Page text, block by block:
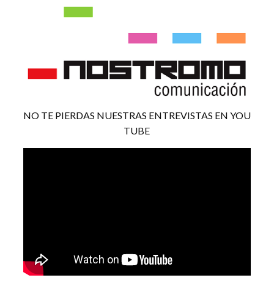
NO TE PIERDAS NUESTRAS ENTREVISTAS EN YOU
TUBE